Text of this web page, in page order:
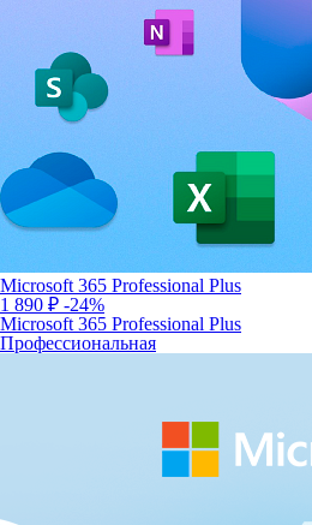
Microsoft 365 Professional Plus
1 890 ₽ -24%
Microsoft 365 Professional Plus
Профессиональная